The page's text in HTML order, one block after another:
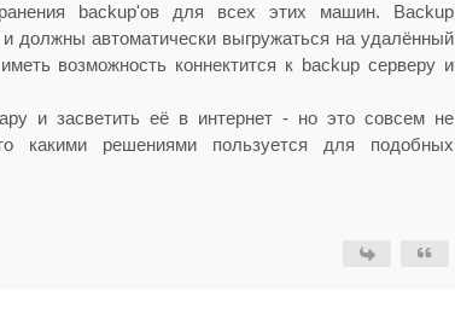
backup'ов для всех этих машин. Backup
должны автоматически выгружаться на удалённый
возможность коннектится к backup серверу и
и засветить её в интернет - но это совсем не
какими решениями пользуется для подобных